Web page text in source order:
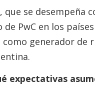
que se desempeña
de PwC en los
como generador de
expectativas